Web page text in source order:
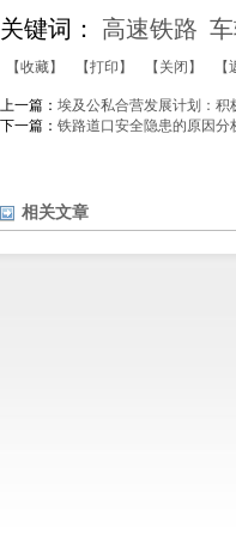
关键词： 高速铁路
【收藏】 【打印】 【关闭】
上一篇： 埃及公私合营发展计划：积
下一篇： 铁路道口安全隐患的原因分
相关文章